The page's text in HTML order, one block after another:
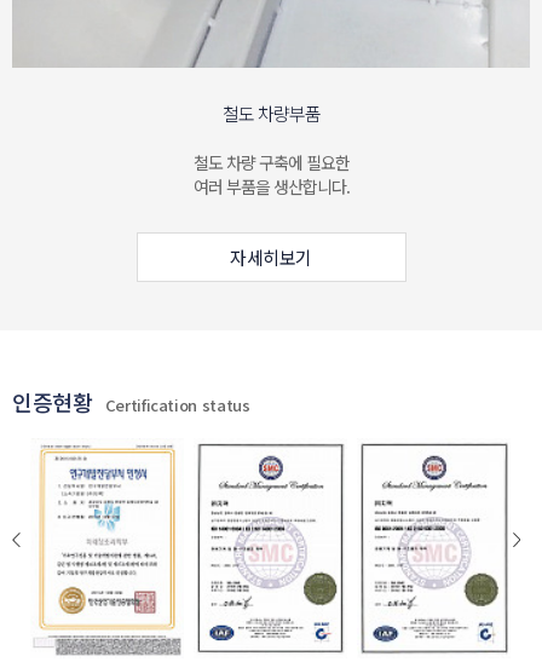
철도 차량부품
철도 차량 구축에 필요한
여러 부품을 생산합니다.
자세히보기
인증현황 Certification status